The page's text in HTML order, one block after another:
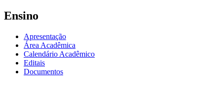
Ensino
Apresentação
Área Acadêmica
Calendário Acadêmico
Editais
Documentos